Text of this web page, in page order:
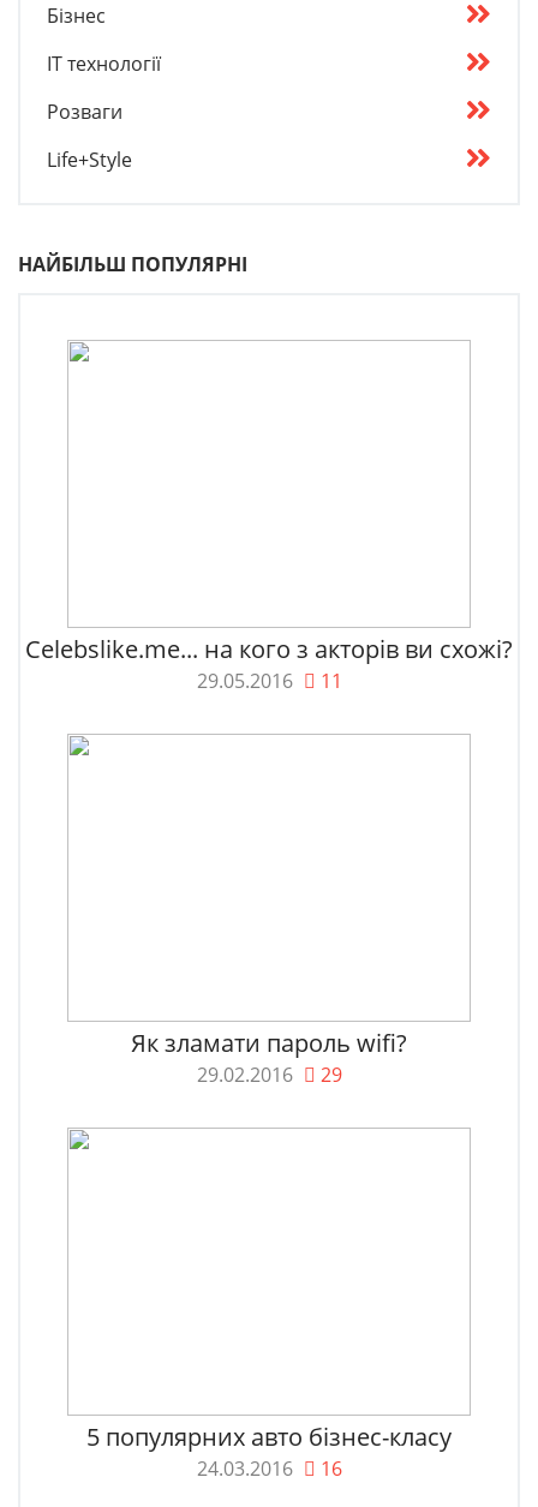
Бізнес
IT технології
Розваги
Life+Style
НАЙБІЛЬШ ПОПУЛЯРНІ
Celebslike.me... на кого з акторів ви схожі?
29.05.2016 11
Як зламати пароль wifi?
29.02.2016 29
5 популярних авто бізнес-класу
24.03.2016 16